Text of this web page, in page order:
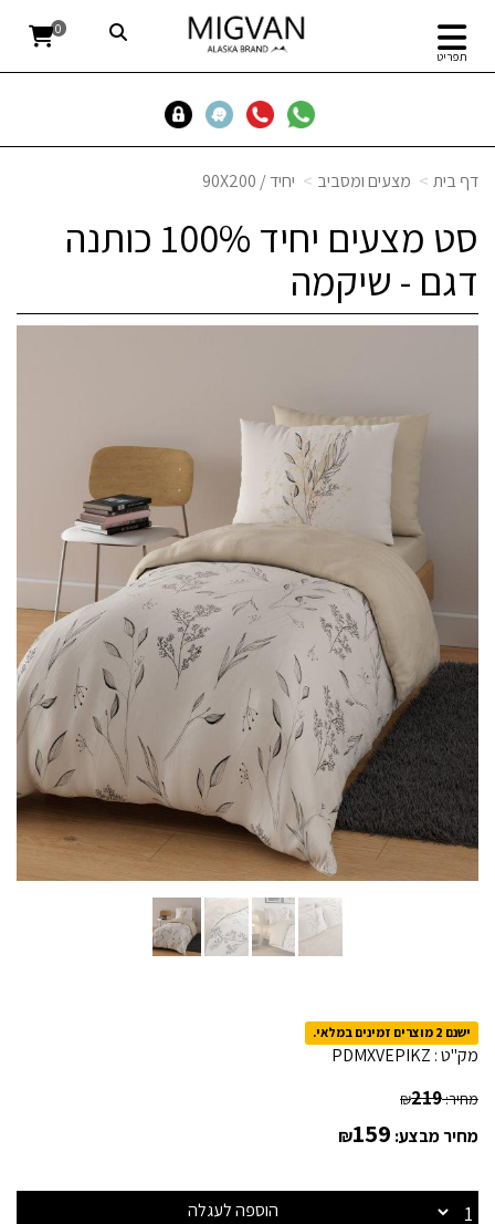
תפריט
0
דף בית מצעים ומסביב יחיד / 90X200
סט מצעים יחיד 100% כותנה
דגם - שיקמה
ישנם 2 מוצרים זמינים במלאי.
מק"ט : PDMXVEPIKZ
מחיר: ₪219
מחיר מבצע: ₪159
הוספה לעגלה